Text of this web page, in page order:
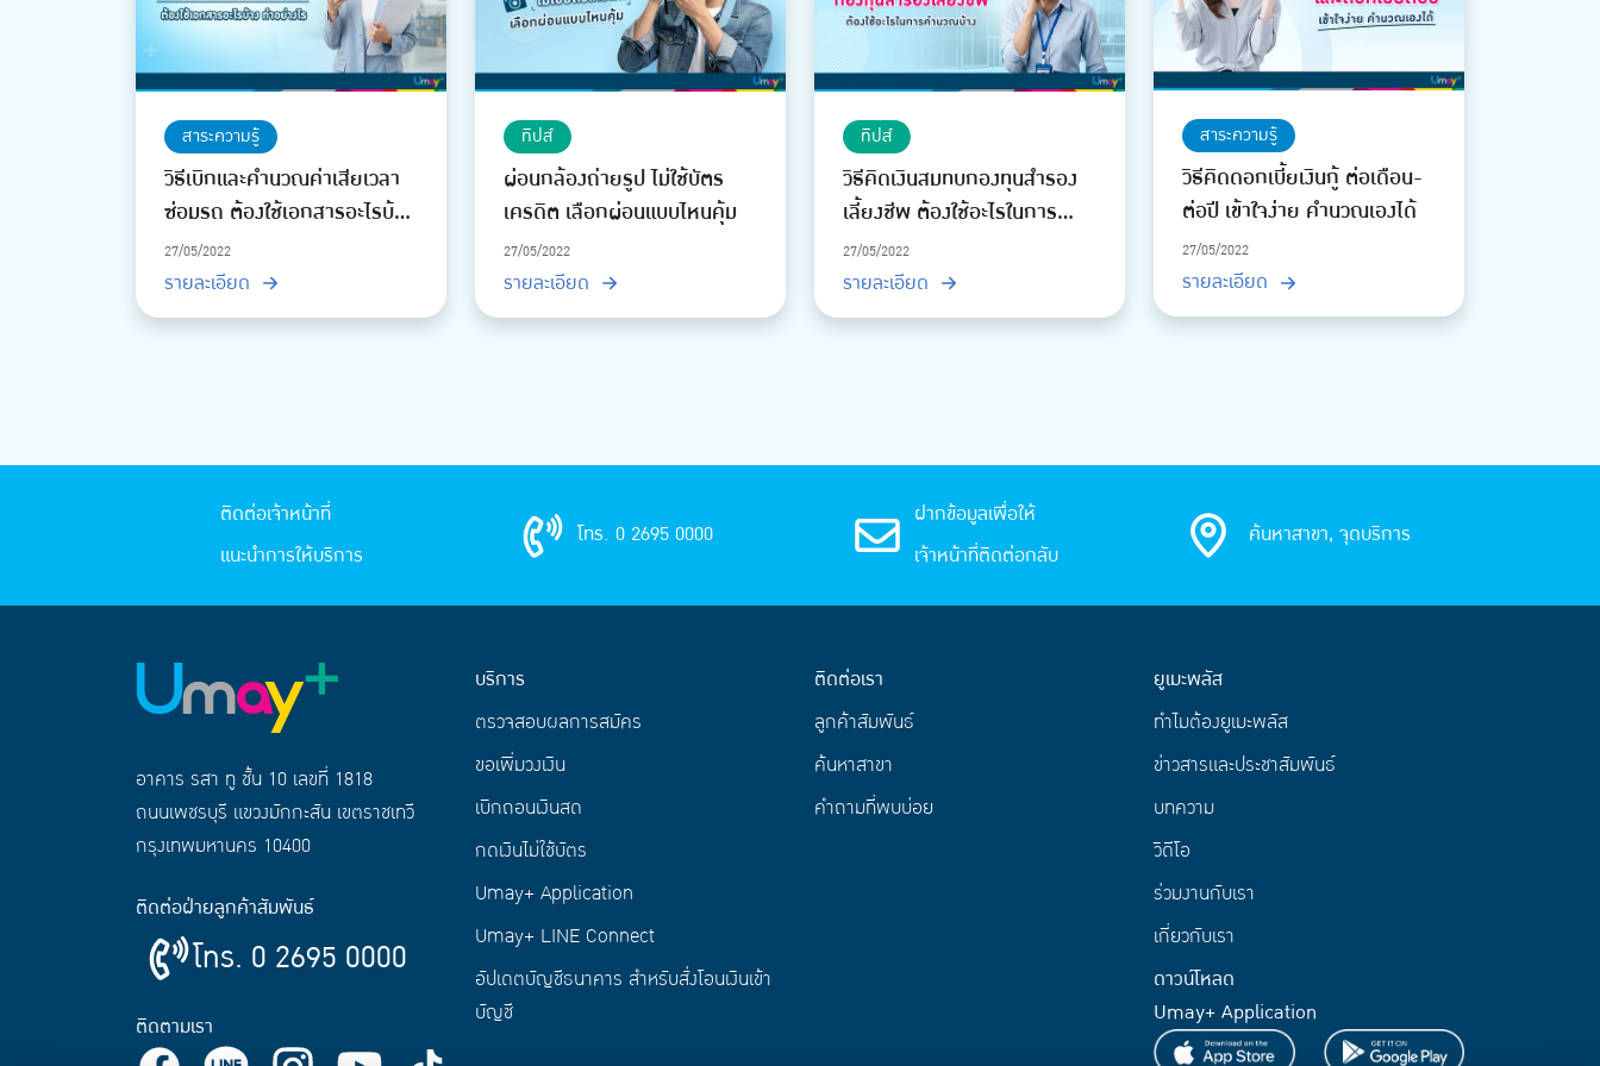
สาระความรู้
วิธีเบิกและคำนวณค่าเสียเวลา
ซ่อมรถ ต้องใช้เอกสารอะไรบ้าง
ทำอย่างไร
27/05/2022
รายละเอียด
ทิปส์
ผ่อนกล้องถ่ายรูป ไม่ใช้บัตร
เครดิต เลือกผ่อนแบบไหนคุ้ม
27/05/2022
รายละเอียด
ทิปส์
วิธีคิดเงินสมทบกองทุนสำรอง
เลี้ยงชีพ ต้องใช้อะไรในการ
คำนวณบ้าง
27/05/2022
รายละเอียด
สาระความรู้
วิธีคิดดอกเบี้ยเงินกู้ ต่อเดือน-
ต่อปี เข้าใจง่าย คำนวณเองได้
27/05/2022
รายละเอียด
ติดต่อเจ้าหน้าที่
แนะนำการให้บริการ
โทร. 0 2695 0000
ฝากข้อมูลเพื่อให้
เจ้าหน้าที่ติดต่อกลับ
ค้นหาสาขา, จุดบริการ
อาคาร รสา ทู ชั้น 10 เลขที่ 1818
ถนนเพชรบุรี แขวงมักกะสัน เขตราชเทวี
กรุงเทพมหานคร 10400
ติดต่อฝ่ายลูกค้าสัมพันธ์
โทร. 0 2695 0000
ติดตามเรา
บริการ
ตรวจสอบผลการสมัคร
ขอเพิ่มวงเงิน
เบิกถอนเงินสด
กดเงินไม่ใช้บัตร
Umay+ Application
Umay+ LINE Connect
อัปเดตบัญชีธนาคาร สำหรับสั่งโอนเงินเข้า
บัญชี
ติดต่อเรา
ลูกค้าสัมพันธ์
ค้นหาสาขา
คำถามที่พบบ่อย
ยูเมะพลัส
ทำไมต้องยูเมะพลัส
ข่าวสารและประชาสัมพันธ์
บทความ
วิดีโอ
ร่วมงานกับเรา
เกี่ยวกับเรา
ดาวน์โหลด
Umay+ Application